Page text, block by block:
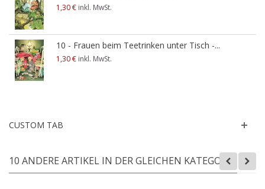
1,30 € inkl. MwSt.
10 - Frauen beim Teetrinken unter Tisch -...
1,30 € inkl. MwSt.
CUSTOM TAB
10 ANDERE ARTIKEL IN DER GLEICHEN KATEGORIE: